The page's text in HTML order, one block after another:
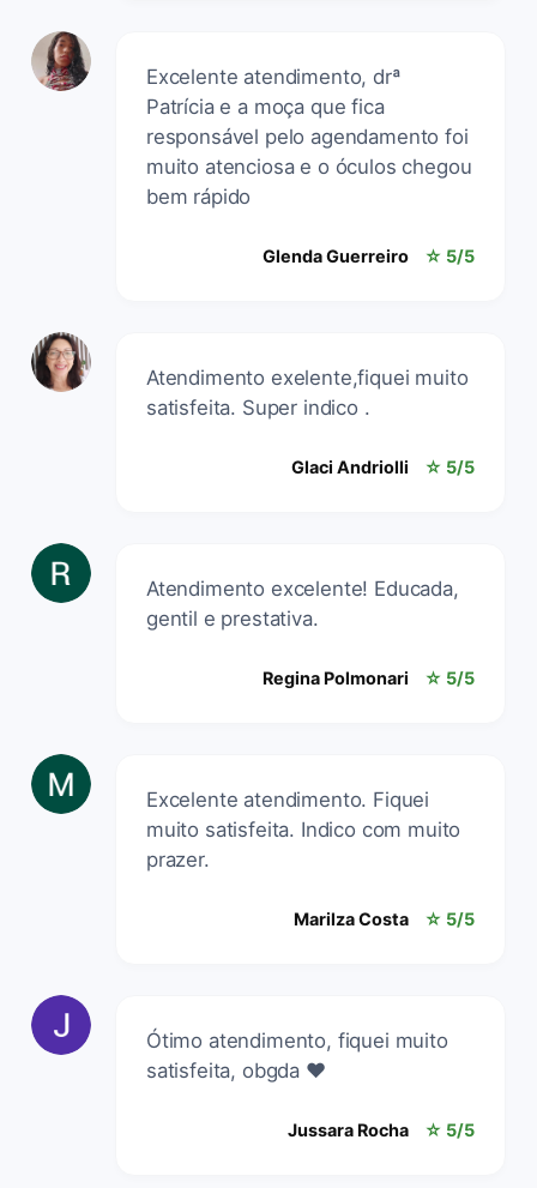
Excelente atendimento, drª
Patrícia e a moça que fica
responsável pelo agendamento foi
muito atenciosa e o óculos chegou
bem rápido
Glenda Guerreiro ☆ 5/5
Atendimento exelente,fiquei muito
satisfeita. Super indico .
Glaci Andriolli ☆ 5/5
Atendimento excelente! Educada,
gentil e prestativa.
Regina Polmonari ☆ 5/5
Excelente atendimento. Fiquei
muito satisfeita. Indico com muito
prazer.
Marilza Costa ☆ 5/5
Ótimo atendimento, fiquei muito
satisfeita, obgda ❤️
Jussara Rocha ☆ 5/5